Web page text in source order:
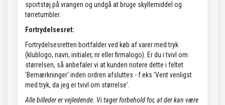
sportstøj på vrangen og undgå at bruge skyllemiddel og
tørretumbler.
Fortrydelsesret:
Fortrydelsesretten bortfalder ved køb af varer med tryk
(klublogo, navn, initialer, nr eller firmalogo). Er du i tvivl om
størrelsen, så anbefaler vi at kunden notere dette i feltet
'Bemærkninger' inden ordren afsluttes - f.eks 'Vent venligst
med tryk, da jeg er tvivl om størrelse'.
Alle billeder er vejledende. Vi tager forbehold for, at der kan være